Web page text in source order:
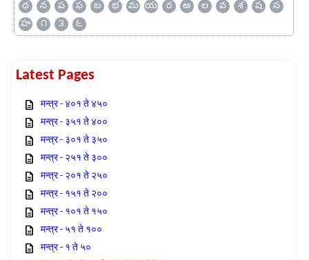
ధ
న ప ఫ బ భ మ య ర ఱ ల వ శ ష
స
హ
౧ ౩ ౬
Latest Pages
मन्त्र - ४०१ ते ४५०
मन्त्र - ३५१ ते ४००
मन्त्र - ३०१ ते ३५०
मन्त्र - २५१ ते ३००
मन्त्र - २०१ ते २५०
मन्त्र - १५१ ते २००
मन्त्र - १०१ ते १५०
मन्त्र - ५१ ते १००
मन्त्र - १ ते ५०